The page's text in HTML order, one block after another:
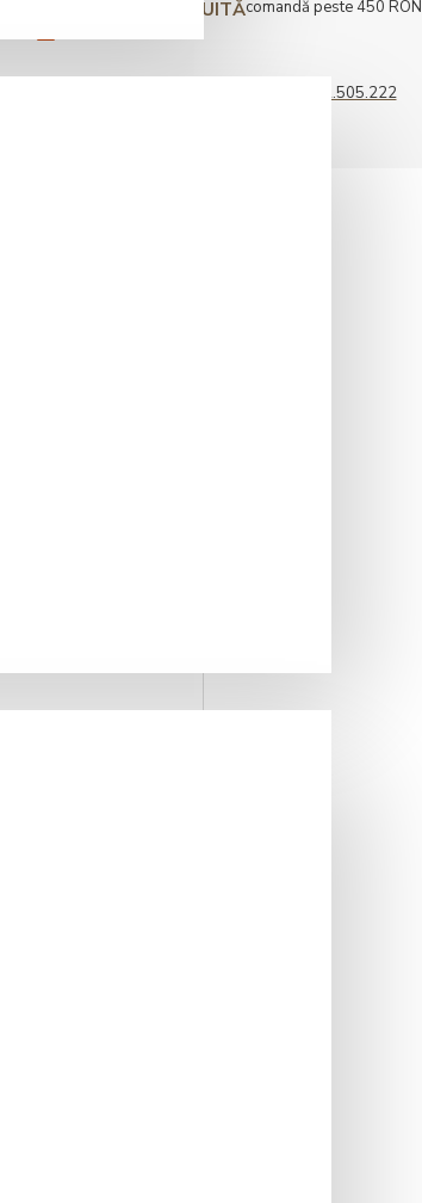
LIVRARE GRATUITĂcomandă peste 450 RON
0722.505.222
Demand
Black